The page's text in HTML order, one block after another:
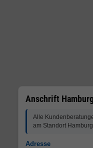
Anschrift
Alle
am Standort
Adresse